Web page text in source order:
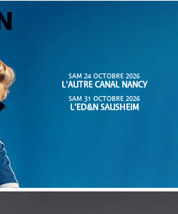
SAM 24 OCTOBRE 2026
L'AUTRE CANAL NANCY
SAM 31 OCTOBRE 2026
L'ED&N SAUSHEIM